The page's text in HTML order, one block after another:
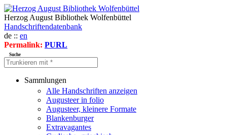
Herzog August Bibliothek Wolfenbüttel
Handschriftendatenbank
de :: en
Permalink: PURL
Suche
Sammlungen
Alle Handschriften anzeigen
Augusteer in folio
Augusteer, kleinere Formate
Blankenburger
Extravagantes